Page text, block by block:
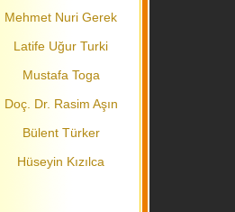
Mehmet Nuri Gerek
Latife Uğur Turki
Mustafa Toga
Doç. Dr. Rasim Aşın
Bülent Türker
Hüseyin Kızılca